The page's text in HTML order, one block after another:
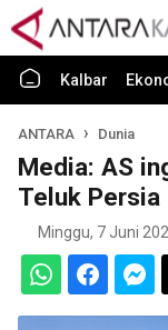
Kalbar
ANTARA Dunia
Media: AS
Teluk
Minggu, 7 Juni